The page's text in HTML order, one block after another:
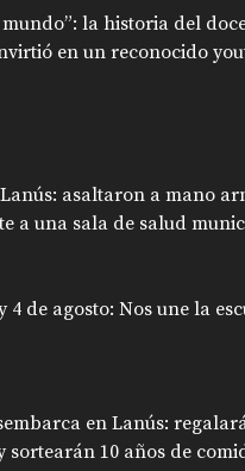
la historia del
en un reconocido
asaltaron a mano
a una sala de salud
4 de agosto: Nos une la
en Lanús:
sortearán 10 años de